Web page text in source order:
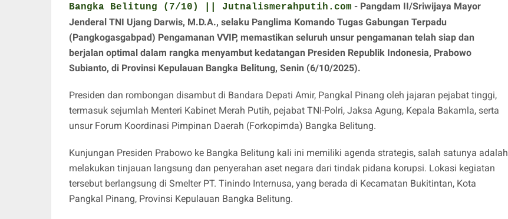
Bangka Belitung (7/10) || Jutnalismerahputih.com - Pangdam II/Sriwijaya Mayor
Jenderal TNI Ujang Darwis, M.D.A., selaku Panglima Komando Tugas Gabungan Terpadu
(Pangkogasgabpad) Pengamanan VVIP, memastikan seluruh unsur pengamanan telah siap dan
berjalan optimal dalam rangka menyambut kedatangan Presiden Republik Indonesia, Prabowo
Subianto, di Provinsi Kepulauan Bangka Belitung, Senin (6/10/2025).
Presiden dan rombongan disambut di Bandara Depati Amir, Pangkal Pinang oleh jajaran pejabat tinggi,
termasuk sejumlah Menteri Kabinet Merah Putih, pejabat TNI-Polri, Jaksa Agung, Kepala Bakamla, serta
unsur Forum Koordinasi Pimpinan Daerah (Forkopimda) Bangka Belitung.
Kunjungan Presiden Prabowo ke Bangka Belitung kali ini memiliki agenda strategis, salah satunya adalah
melakukan tinjauan langsung dan penyerahan aset negara dari tindak pidana korupsi. Lokasi kegiatan
tersebut berlangsung di Smelter PT. Tinindo Internusa, yang berada di Kecamatan Bukitintan, Kota
Pangkal Pinang, Provinsi Kepulauan Bangka Belitung.